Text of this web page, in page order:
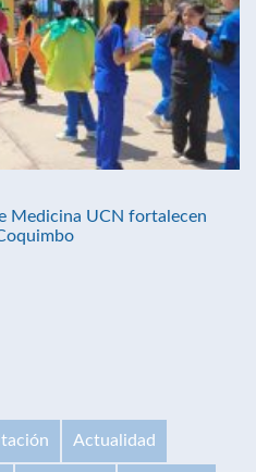
Medicina UCN fortalecen
Actualidad